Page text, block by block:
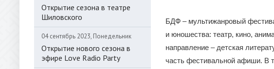
Открытие сезона в театре
Шиловского
04 сентябрь 2023, Понедельник
Открытие нового сезона в
эфире Love Radio Party
БДФ – мультижанровый
и юношества: театр, кино,
направление – детская
часть фестивальной афиши. В